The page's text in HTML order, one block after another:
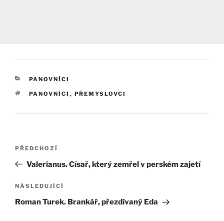
RUBRIKY
PANOVNÍCI
ŠTÍTKY
PANOVNÍCI , PŘEMYSLOVCI
Navigace
příspěvek
Předchozí
příspěvek
PŘEDCHOZÍ
Valerianus. Císař, který zemřel v perském zajetí
Následující
příspěvek
NÁSLEDUJÍCÍ
Roman Turek. Brankář, přezdívaný Eda